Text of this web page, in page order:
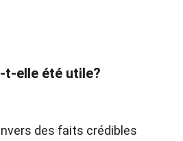
t-elle été utile?
des faits crédibles